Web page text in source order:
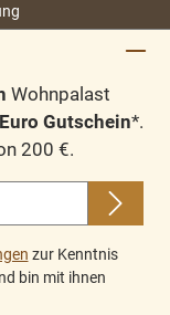
Wohnpalast
Gutschein*.
200 €.
zur Kenntnis
bin mit ihnen